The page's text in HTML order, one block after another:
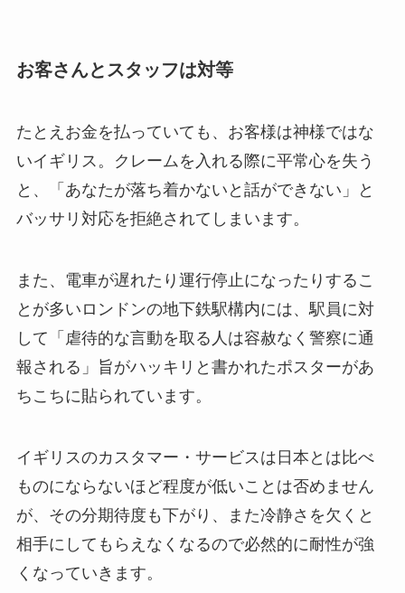
お客さんとスタッフは対等
たとえお金を払っていても、お客様は神様ではな
いイギリス。クレームを入れる際に平常心を失う
と、「あなたが落ち着かないと話ができない」と
バッサリ対応を拒絶されてしまいます。
また、電車が遅れたり運行停止になったりするこ
とが多いロンドンの地下鉄駅構内には、駅員に対
して「虐待的な言動を取る人は容赦なく警察に通
報される」旨がハッキリと書かれたポスターがあ
ちこちに貼られています。
イギリスのカスタマー・サービスは日本とは比べ
ものにならないほど程度が低いことは否めません
が、その分期待度も下がり、また冷静さを欠くと
相手にしてもらえなくなるので必然的に耐性が強
くなっていきます。